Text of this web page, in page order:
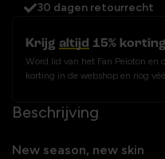
30 dagen retourrecht
Krijg altijd 15% korting
Word lid van het Fan Peloton en
korting in de webshop en nog
Beschrijving
New season, new skin